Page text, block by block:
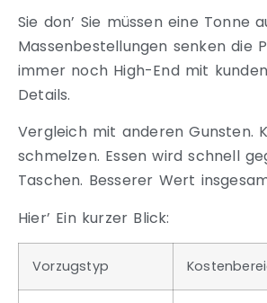
Sie don’ Sie müssen eine Tonne
Massenbestellungen senken die
immer noch High-End mit
Details.
Vergleich mit anderen Gunsten.
schmelzen. Essen wird schnell
Taschen. Besserer Wert
Hier’ Ein kurzer Blick:
Vorzugstyp